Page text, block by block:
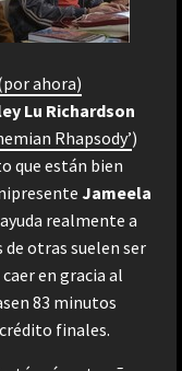
ahora)
Lu Richardson
Rhapsody’)
que están bien
Jameela
realmente a
otras suelen ser
en gracia al
83 minutos
finales.